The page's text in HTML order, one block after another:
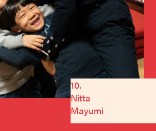
10.
Nitta
Mayumi